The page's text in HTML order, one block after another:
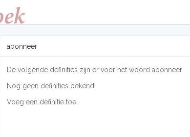
abonneer
De volgende definities zijn er voor het woord abonneer
Nog geen definities bekend.
Voeg een definitie toe.